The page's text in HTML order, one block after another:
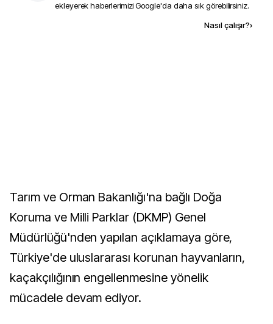
ekleyerek haberlerimizi Google'da daha sık görebilirsiniz.
Nasıl çalışır?›
Tarım ve Orman Bakanlığı'na bağlı Doğa
Koruma ve Milli Parklar (DKMP) Genel
Müdürlüğü'nden yapılan açıklamaya göre,
Türkiye'de uluslararası korunan hayvanların,
kaçakçılığının engellenmesine yönelik
mücadele devam ediyor.